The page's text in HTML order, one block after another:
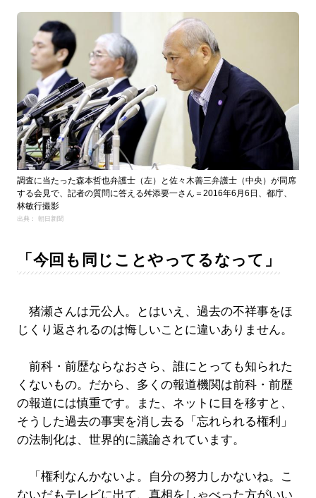
調査に当たった森本哲也弁護士（左）と佐々木善三弁護士（中央）が同席
する会見で、記者の質問に答える舛添要一さん＝2016年6月6日、都庁、
林敏行撮影
出典： 朝日新聞
「今回も同じことやってるなって」
猪瀬さんは元公人。とはいえ、過去の不祥事をほ
じくり返されるのは悔しいことに違いありません。
前科・前歴ならなおさら、誰にとっても知られた
くないもの。だから、多くの報道機関は前科・前歴
の報道には慎重です。また、ネットに目を移すと、
そうした過去の事実を消し去る「忘れられる権利」
の法制化は、世界的に議論されています。
「権利なんかないよ。自分の努力しかないね。こ
ないだもテレビに出て、真相をしゃべった方がいい